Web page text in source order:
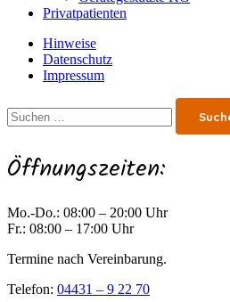
Privatpatienten
Hinweise
Datenschutz
Impressum
Suchen
nach:
Öffnungszeiten:
Mo.-Do.: 08:00 – 20:00 Uhr
Fr.: 08:00 – 17:00 Uhr
Termine nach Vereinbarung.
Telefon: 04431 – 9 22 70